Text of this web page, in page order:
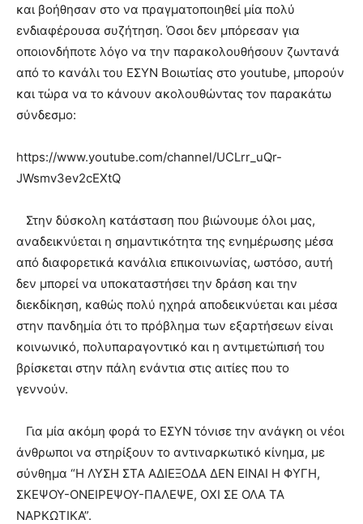
και βοήθησαν στο να πραγματοποιηθεί μία πολύ
ενδιαφέρουσα συζήτηση. Όσοι δεν μπόρεσαν για
οποιονδήποτε λόγο να την παρακολουθήσουν ζωντανά
από το κανάλι του ΕΣΥΝ Βοιωτίας στο youtube, μπορούν
και τώρα να το κάνουν ακολουθώντας τον παρακάτω
σύνδεσμο:
https://www.youtube.com/channel/UCLrr_uQr-
JWsmv3ev2cEXtQ
Στην δύσκολη κατάσταση που βιώνουμε όλοι μας,
αναδεικνύεται η σημαντικότητα της ενημέρωσης μέσα
από διαφορετικά κανάλια επικοινωνίας, ωστόσο, αυτή
δεν μπορεί να υποκαταστήσει την δράση και την
διεκδίκηση, καθώς πολύ ηχηρά αποδεικνύεται και μέσα
στην πανδημία ότι το πρόβλημα των εξαρτήσεων είναι
κοινωνικό, πολυπαραγοντικό και η αντιμετώπισή του
βρίσκεται στην πάλη ενάντια στις αιτίες που το
γεννούν.
Για μία ακόμη φορά το ΕΣΥΝ τόνισε την ανάγκη οι νέοι
άνθρωποι να στηρίξουν το αντιναρκωτικό κίνημα, με
σύνθημα “Η ΛΥΣΗ ΣΤΑ ΑΔΙΕΞΟΔΑ ΔΕΝ ΕΙΝΑΙ Η ΦΥΓΗ,
ΣΚΕΨΟΥ-ΟΝΕΙΡΕΨΟΥ-ΠΑΛΕΨΕ, ΟΧΙ ΣΕ ΟΛΑ ΤΑ
ΝΑΡΚΩΤΙΚΑ”.